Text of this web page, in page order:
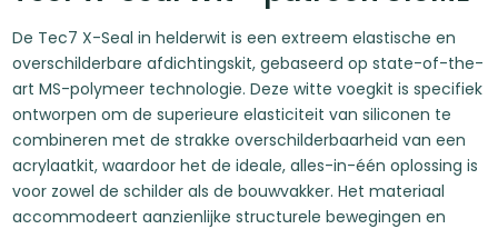
De Tec7 X-Seal in helderwit is een extreem elastische en
overschilderbare afdichtingskit, gebaseerd op state-of-the-
art MS-polymeer technologie. Deze witte voegkit is specifiek
ontworpen om de superieure elasticiteit van siliconen te
combineren met de strakke overschilderbaarheid van een
acrylaatkit, waardoor het de ideale, alles-in-één oplossing is
voor zowel de schilder als de bouwvakker. Het materiaal
accommodeert aanzienlijke structurele bewegingen en